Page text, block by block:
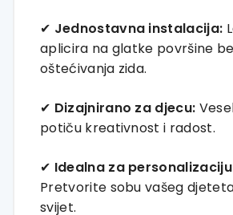
✔ Jednostavna instalacija:
aplicira na glatke površine
oštećivanja zida.
✔ Dizajnirano za djecu:
potiču kreativnost i radost.
✔ Idealna za
Pretvorite sobu vašeg
svijet.